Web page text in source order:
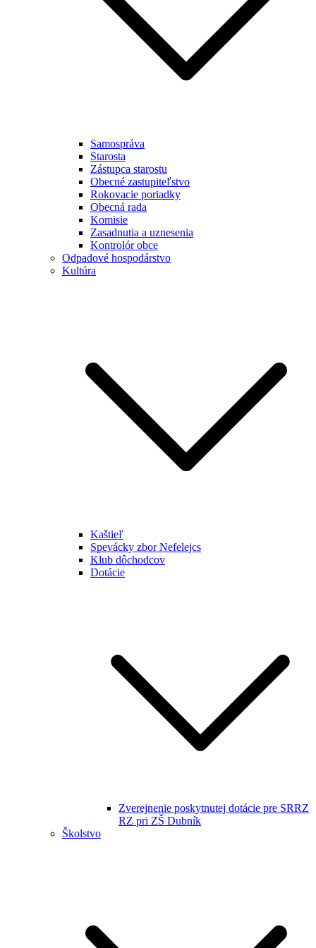
Samospráva
Starosta
Zástupca starostu
Obecné zastupiteľstvo
Rokovacie poriadky
Obecná rada
Komisie
Zasadnutia a uznesenia
Kontrolór obce
Odpadové hospodárstvo
Kultúra
Kaštieľ
Spevácky zbor Nefelejcs
Klub dôchodcov
Dotácie
Zverejnenie poskytnutej dotácie pre SRRZ
RZ pri ZŠ Dubník
Školstvo